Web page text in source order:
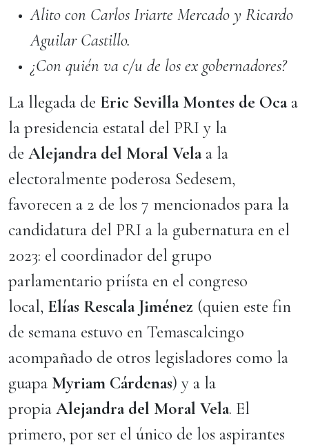
Alito con Carlos Iriarte Mercado y Ricardo
Aguilar Castillo.
¿Con quién va c/u de los ex gobernadores?
La llegada de Eric Sevilla Montes de Ocaa
la presidencia estatal del PRI y la
de Alejandra del Moral Velaa la
electoralmente poderosa Sedesem,
favorecen a 2 de los 7 mencionados para la
candidatura del PRI a la gubernatura en el
2023: el coordinador del grupo
parlamentario priísta en el congreso
local, Elías Rescala Jiménez (quien este fin
de semana estuvo en Temascalcingo
acompañado de otros legisladores como la
guapa Myriam Cárdenas) y a la
propia Alejandra del Moral Vela. El
primero, por ser el único de los aspirantes